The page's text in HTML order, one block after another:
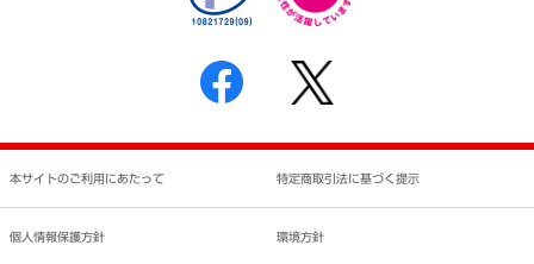
反社会的勢力に対する基本方針
書面による個人情報の開示等の請求の手続きについて
本サイトのご利用にあたって 特定商取引法に基づく提示
個人情報保護方針 環境方針